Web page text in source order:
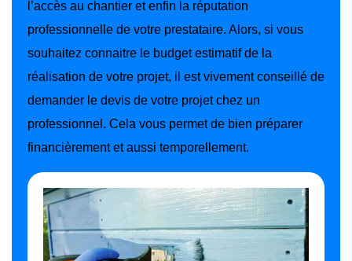
l’accès au chantier et enfin la réputation
professionnelle de votre prestataire. Alors, si vous
souhaitez connaitre le budget estimatif de la
réalisation de votre projet, il est vivement conseillé de
demander le devis de votre projet chez un
professionnel. Cela vous permet de bien préparer
financièrement et aussi temporellement.